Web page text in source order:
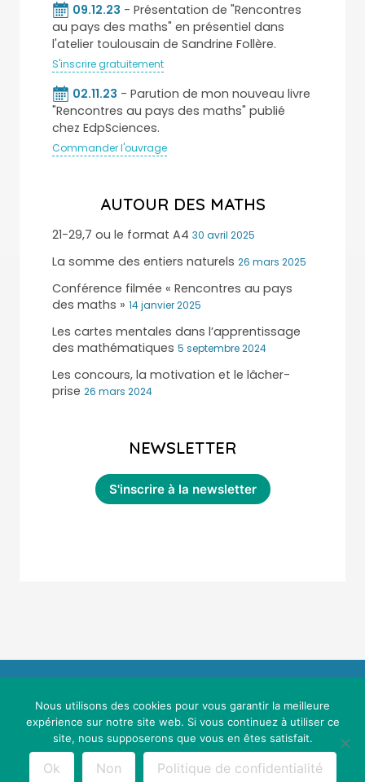
09.12.23 - Présentation de "Rencontres
au pays des maths" en présentiel dans
l'atelier toulousain de Sandrine Follère.
S'inscrire gratuitement
02.11.23 - Parution de mon nouveau livre
"Rencontres au pays des maths" publié
chez EdpSciences.
Commander l'ouvrage
AUTOUR DES MATHS
21-29,7 ou le format A4 30 avril 2025
La somme des entiers naturels 26 mars 2025
Conférence filmée « Rencontres au pays
des maths » 14 janvier 2025
Les cartes mentales dans l’apprentissage
des mathématiques 5 septembre 2024
Les concours, la motivation et le lâcher-
prise 26 mars 2024
NEWSLETTER
Mentions légales & conditions générales d'utilisation
Maths Sans Stress © 2021 - Webdesign :
Cereal Concept
Nous utilisons des cookies pour vous garantir la meilleure
expérience sur notre site web. Si vous continuez à utiliser ce
site, nous supposerons que vous en êtes satisfait.
Ok Non Politique de confidentialité